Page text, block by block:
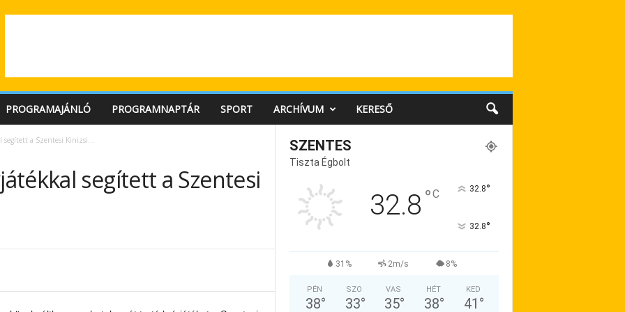
PROGRAMAJÁNLÓ PROGRAMNAPTÁR SPORT ARCHÍVUM KERESŐ
segített a Szentesi Kinizsi…
segített a Szentesi
SZENTES
Tiszta Égbolt
32.8 °C 32.8°
32.8°
31% 2m/s 8%
PÉN
38°
SZO
33°
VAS
35°
HÉT
38°
KED
41 °